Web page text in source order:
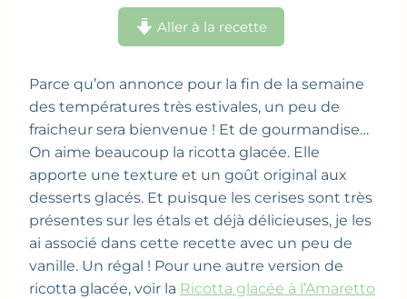
Aller à la recette
Parce qu’on annonce pour la fin de la semaine
des températures très estivales, un peu de
fraicheur sera bienvenue ! Et de gourmandise…
On aime beaucoup la ricotta glacée. Elle
apporte une texture et un goût original aux
desserts glacés. Et puisque les cerises sont très
présentes sur les étals et déjà délicieuses, je les
ai associé dans cette recette avec un peu de
vanille. Un régal ! Pour une autre version de
ricotta glacée, voir la Ricotta glacée à l’Amaretto